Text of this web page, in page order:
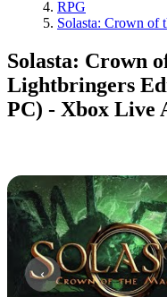
RPG
Solasta: Crown of
Solasta: Crown
Lightbringers
PC) - Xbox Live